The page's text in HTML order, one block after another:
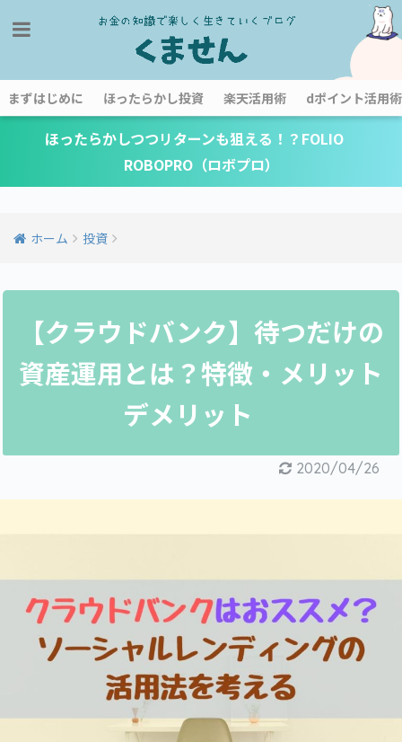
まずはじめに ほったらかし投資 楽天活用術 dポイント活用術
ほったらかしつつリターンも狙える！？FOLIO
ROBOPRO（ロボプロ）
ホーム 投資
【クラウドバンク】待つだけの
資産運用とは？特徴・メリット
デメリット
2020/04/26